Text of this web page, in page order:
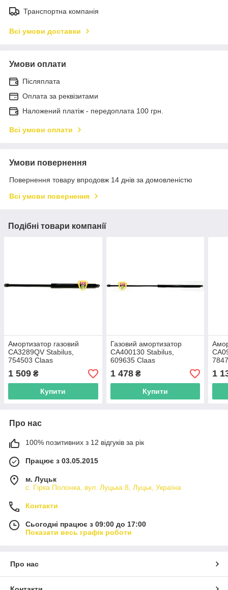
Транспортна компанія
Всі умови доставки
Умови оплати
Післяплата
Оплата за реквізитами
Наложений платіж - передоплата 100 грн.
Всі умови оплати
Умови повернення
Повернення товару впродовж 14 днів за домовленістю
Всі умови повернення
Подібні товари компанії
Амортизатор газовий
CA3289QV Stabilus,
754503 Claas
1 509 ₴
Купити
Газовий амортизатор
CA400130 Stabilus,
609635 Claas
1 478₴
Купити
1
Про нас
100% позитивних з 12 відгуків за рік
Працює з 03.05.2015
м. Луцьк
с. Гірка Полонка, вул. Луцька 8, Луцьк, Україна
Контакти
Сьогодні працює з 09:00 до 17:00
Показати весь графік роботи
Про нас